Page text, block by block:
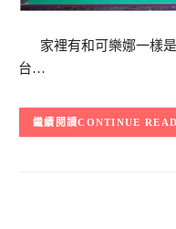
家裡有和可樂娜一樣是
台…
CONTINUE